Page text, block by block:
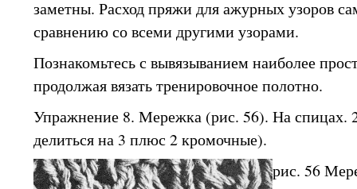
заметны. Расход пряжи для ажурных узоров
сравнению со всеми другими узорами.
Познакомьтесь с вывязыванием наиболее
продолжая вязать тренировочное полотно.
Упражнение 8. Мережка (рис. 56). На спицах.
делиться на 3 плюс 2 кромочные).
рис. 56